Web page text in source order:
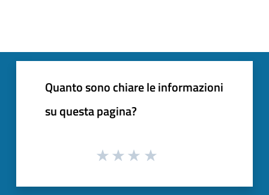
Quanto sono chiare le informazioni
su questa pagina?